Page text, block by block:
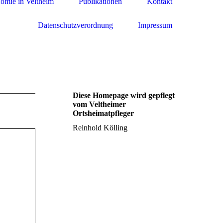
Datenschutzverordnung Impressum
Diese Homepage wird gepflegt
vom Veltheimer
Ortsheimatpfleger
Reinhold Kölling